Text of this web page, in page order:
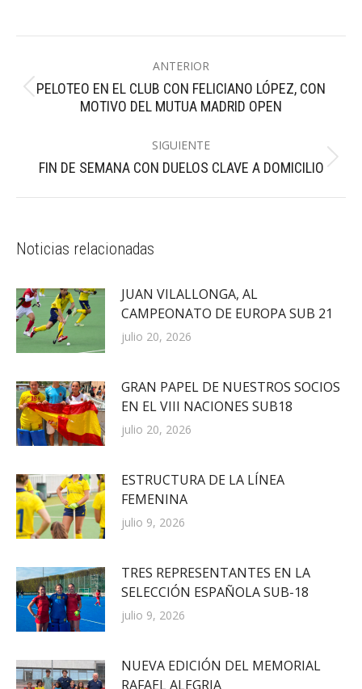
entre
publicaciones
ANTERIOR
Publicación
anterior:
PELOTEO EN EL CLUB CON FELICIANO LÓPEZ, CON
MOTIVO DEL MUTUA MADRID OPEN
SIGUIENTE
Publicación
FIN DE SEMANA CON DUELOS CLAVE A DOMICILIO
Noticias relacionadas
JUAN VILALLONGA, AL
CAMPEONATO DE EUROPA SUB 21
julio 20, 2026
GRAN PAPEL DE NUESTROS SOCIOS
EN EL VIII NACIONES SUB18
julio 20, 2026
ESTRUCTURA DE LA LÍNEA
FEMENINA
julio 9, 2026
TRES REPRESENTANTES EN LA
SELECCIÓN ESPAÑOLA SUB-18
julio 9, 2026
NUEVA EDICIÓN DEL MEMORIAL
RAFAEL ALEGRIA